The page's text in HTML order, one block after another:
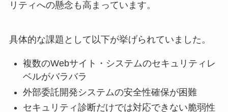
リティへの懸念も高まっています。
具体的な課題として以下が挙げられていました。
複数のWebサイト・システムのセキュリティレ
ベルがバラバラ
外部委託開発システムの安全性確保が困難
セキュリティ診断だけでは対応できない脆弱性